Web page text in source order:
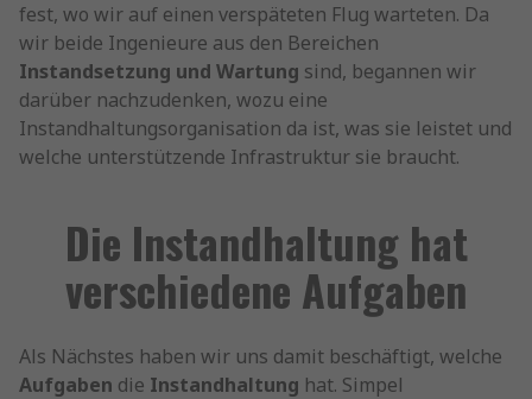
fest, wo wir auf einen verspäteten Flug warteten. Da
wir beide Ingenieure aus den Bereichen
Instandsetzung und Wartung sind, begannen wir
darüber nachzudenken, wozu eine
Instandhaltungsorganisation da ist, was sie leistet und
welche unterstützende Infrastruktur sie braucht.
Die Instandhaltung hat
verschiedene Aufgaben
Als Nächstes haben wir uns damit beschäftigt, welche
Aufgaben die Instandhaltung hat. Simpel